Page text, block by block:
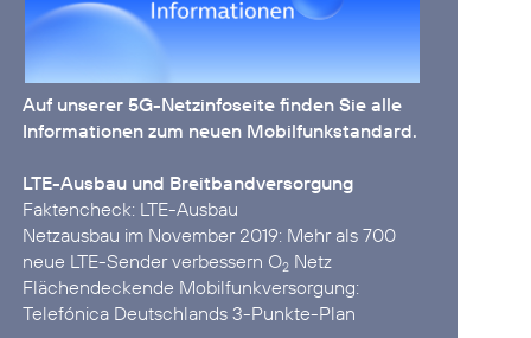
Auf unserer 5G-Netzinfoseite finden Sie alle
Informationen zum neuen Mobilfunkstandard.
LTE-Ausbau und Breitbandversorgung
Faktencheck: LTE-Ausbau
Netzausbau im November 2019: Mehr als 700
neue LTE-Sender verbessern O2 Netz
Flächendeckende Mobilfunkversorgung:
Telefónica Deutschlands 3-Punkte-Plan